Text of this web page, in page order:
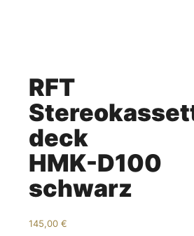
RFT
deck
HMK-D100
schwarz
145,00 €